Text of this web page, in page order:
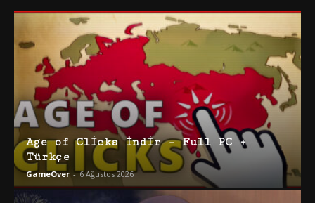
Age of Clicks İndir – Full PC +
Türkçe
GameOver - 6 Ağustos 2026